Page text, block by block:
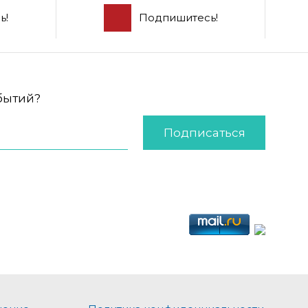
Подпишитесь!
Подписаться